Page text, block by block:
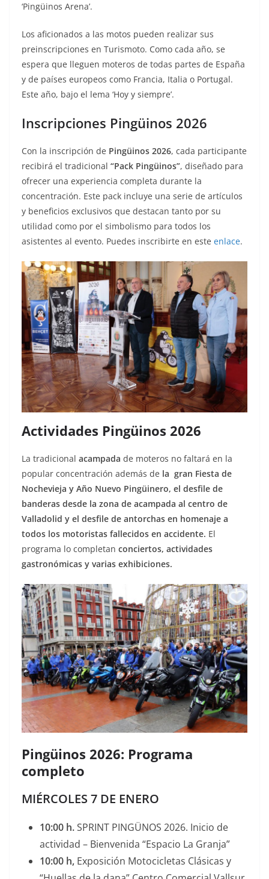
‘Pingüinos Arena’.
Los aficionados a las motos pueden realizar sus
preinscripciones en Turismoto. Como cada año, se
espera que lleguen moteros de todas partes de España
y de países europeos como Francia, Italia o Portugal.
Este año, bajo el lema ‘Hoy y siempre’.
Inscripciones Pingüinos 2026
Con la inscripción de Pingüinos 2026, cada participante
recibirá el tradicional “Pack Pingüinos”, diseñado para
ofrecer una experiencia completa durante la
concentración. Este pack incluye una serie de artículos
y beneficios exclusivos que destacan tanto por su
utilidad como por el simbolismo para todos los
asistentes al evento. Puedes inscribirte en este enlace.
Actividades Pingüinos 2026
La tradicional acampada de moteros no faltará en la
popular concentración además de la gran Fiesta de
Nochevieja y Año Nuevo Pingüinero, el desfile de
banderas desde la zona de acampada al centro de
Valladolid y el desfile de antorchas en homenaje a
todos los motoristas fallecidos en accidente. El
programa lo completan conciertos, actividades
gastronómicas y varias exhibiciones.
Pingüinos 2026: Programa
completo
MIÉRCOLES 7 DE ENERO
10:00 h.SPRINT PINGÜNOS 2026. Inicio de
actividad – Bienvenida “Espacio La Granja”
10:00 h, Exposición Motocicletas Clásicas y